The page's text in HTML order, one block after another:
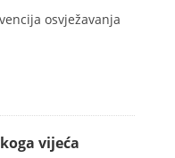
osvježavanja
vijeća